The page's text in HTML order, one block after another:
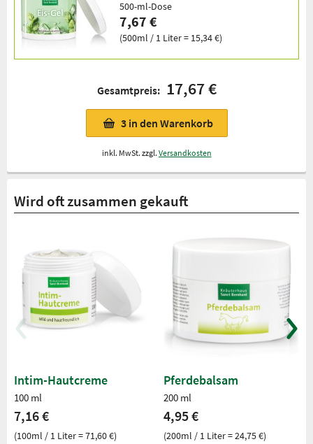
500-ml-Dose
7,67 €
(500ml / 1 Liter = 15,34 €)
Gesamtpreis: 17,67 €
3 in den Warenkorb
inkl. MwSt. zzgl. Versandkosten
Wird oft zusammen gekauft
Intim-Hautcreme
100 ml
7,16 €
(100ml / 1 Liter = 71,60 €)
Pferdebalsam
200 ml
4,95 €
(200ml / 1 Liter = 24,75 €)